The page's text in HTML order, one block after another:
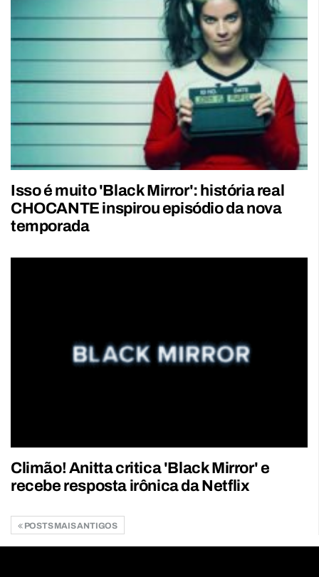
Isso é muito 'Black Mirror': história real
CHOCANTE inspirou episódio da nova
temporada
Climão! Anitta critica 'Black Mirror' e
recebe resposta irônica da Netflix
POSTS MAIS ANTIGOS